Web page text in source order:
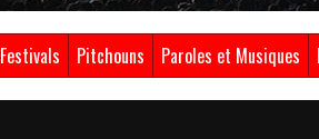
Festivals Pitchouns Paroles et Musiques